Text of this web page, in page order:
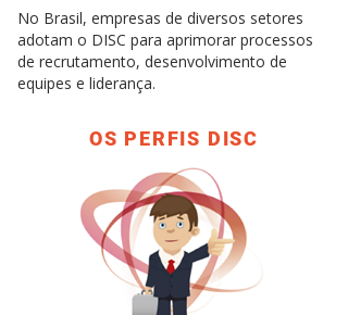
​No Brasil, empresas de diversos setores
adotam o DISC para aprimorar processos
de recrutamento, desenvolvimento de
equipes e liderança.
OS PERFIS DISC